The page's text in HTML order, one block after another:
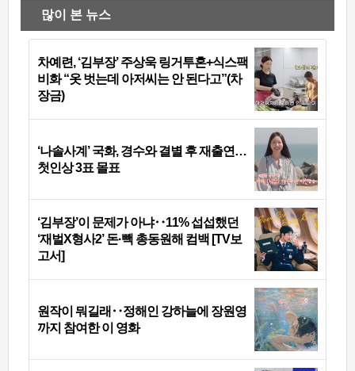
많이 본 뉴스
차예련, ‘김부장’ 주상욱 링거투혼+식스팩
비화 “옷 벗는데 아저씨는 안 된다고”(차
장금)
‘나솔사계’ 국화, 경수와 결별 후 재출연…
첫인상 3표 몰표
‘김부장’이 문제가 아냐‥11% 섭섭했던
‘재벌X형사2’ 돈·빽 총동원해 컴백 [TV보
고서]
원작이 뭐길래‥정해인 강하늘에 장원영
까지 참여한 이 영화